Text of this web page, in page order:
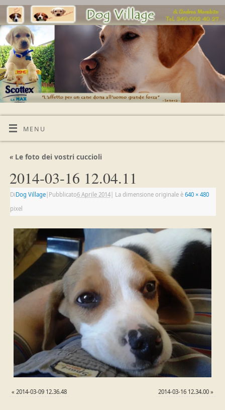
MENU
«Le foto dei vostri cuccioli
2014-03-16 12.04.11
DiDog Village| Pubblicato6 Aprile 2014| La dimensione originale è 640 × 480
pixel
« 2014-03-09 12.36.48 2014-03-16 12.34.00 »